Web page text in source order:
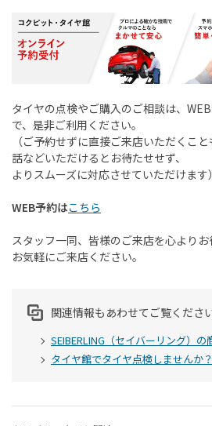
タイヤの点検やご購入のご相談は、 WEB
で、是非ご利用ください。
（ご予約せずに直接ご来店いただくこ
話などいただけるとお待たせせず、
よりスムーズに対応させていただけます）
WEB予約はこちら
スタッフ一同、皆様のご来店を心よりお
お気軽にご来店ください。
関連情報もあわせてご覧くださ
SEIBERLING（セイバーリング）の
タイヤ館でタイヤ点検しませんか